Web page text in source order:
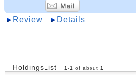
Review Details
HoldingsList 1-1 of about 1